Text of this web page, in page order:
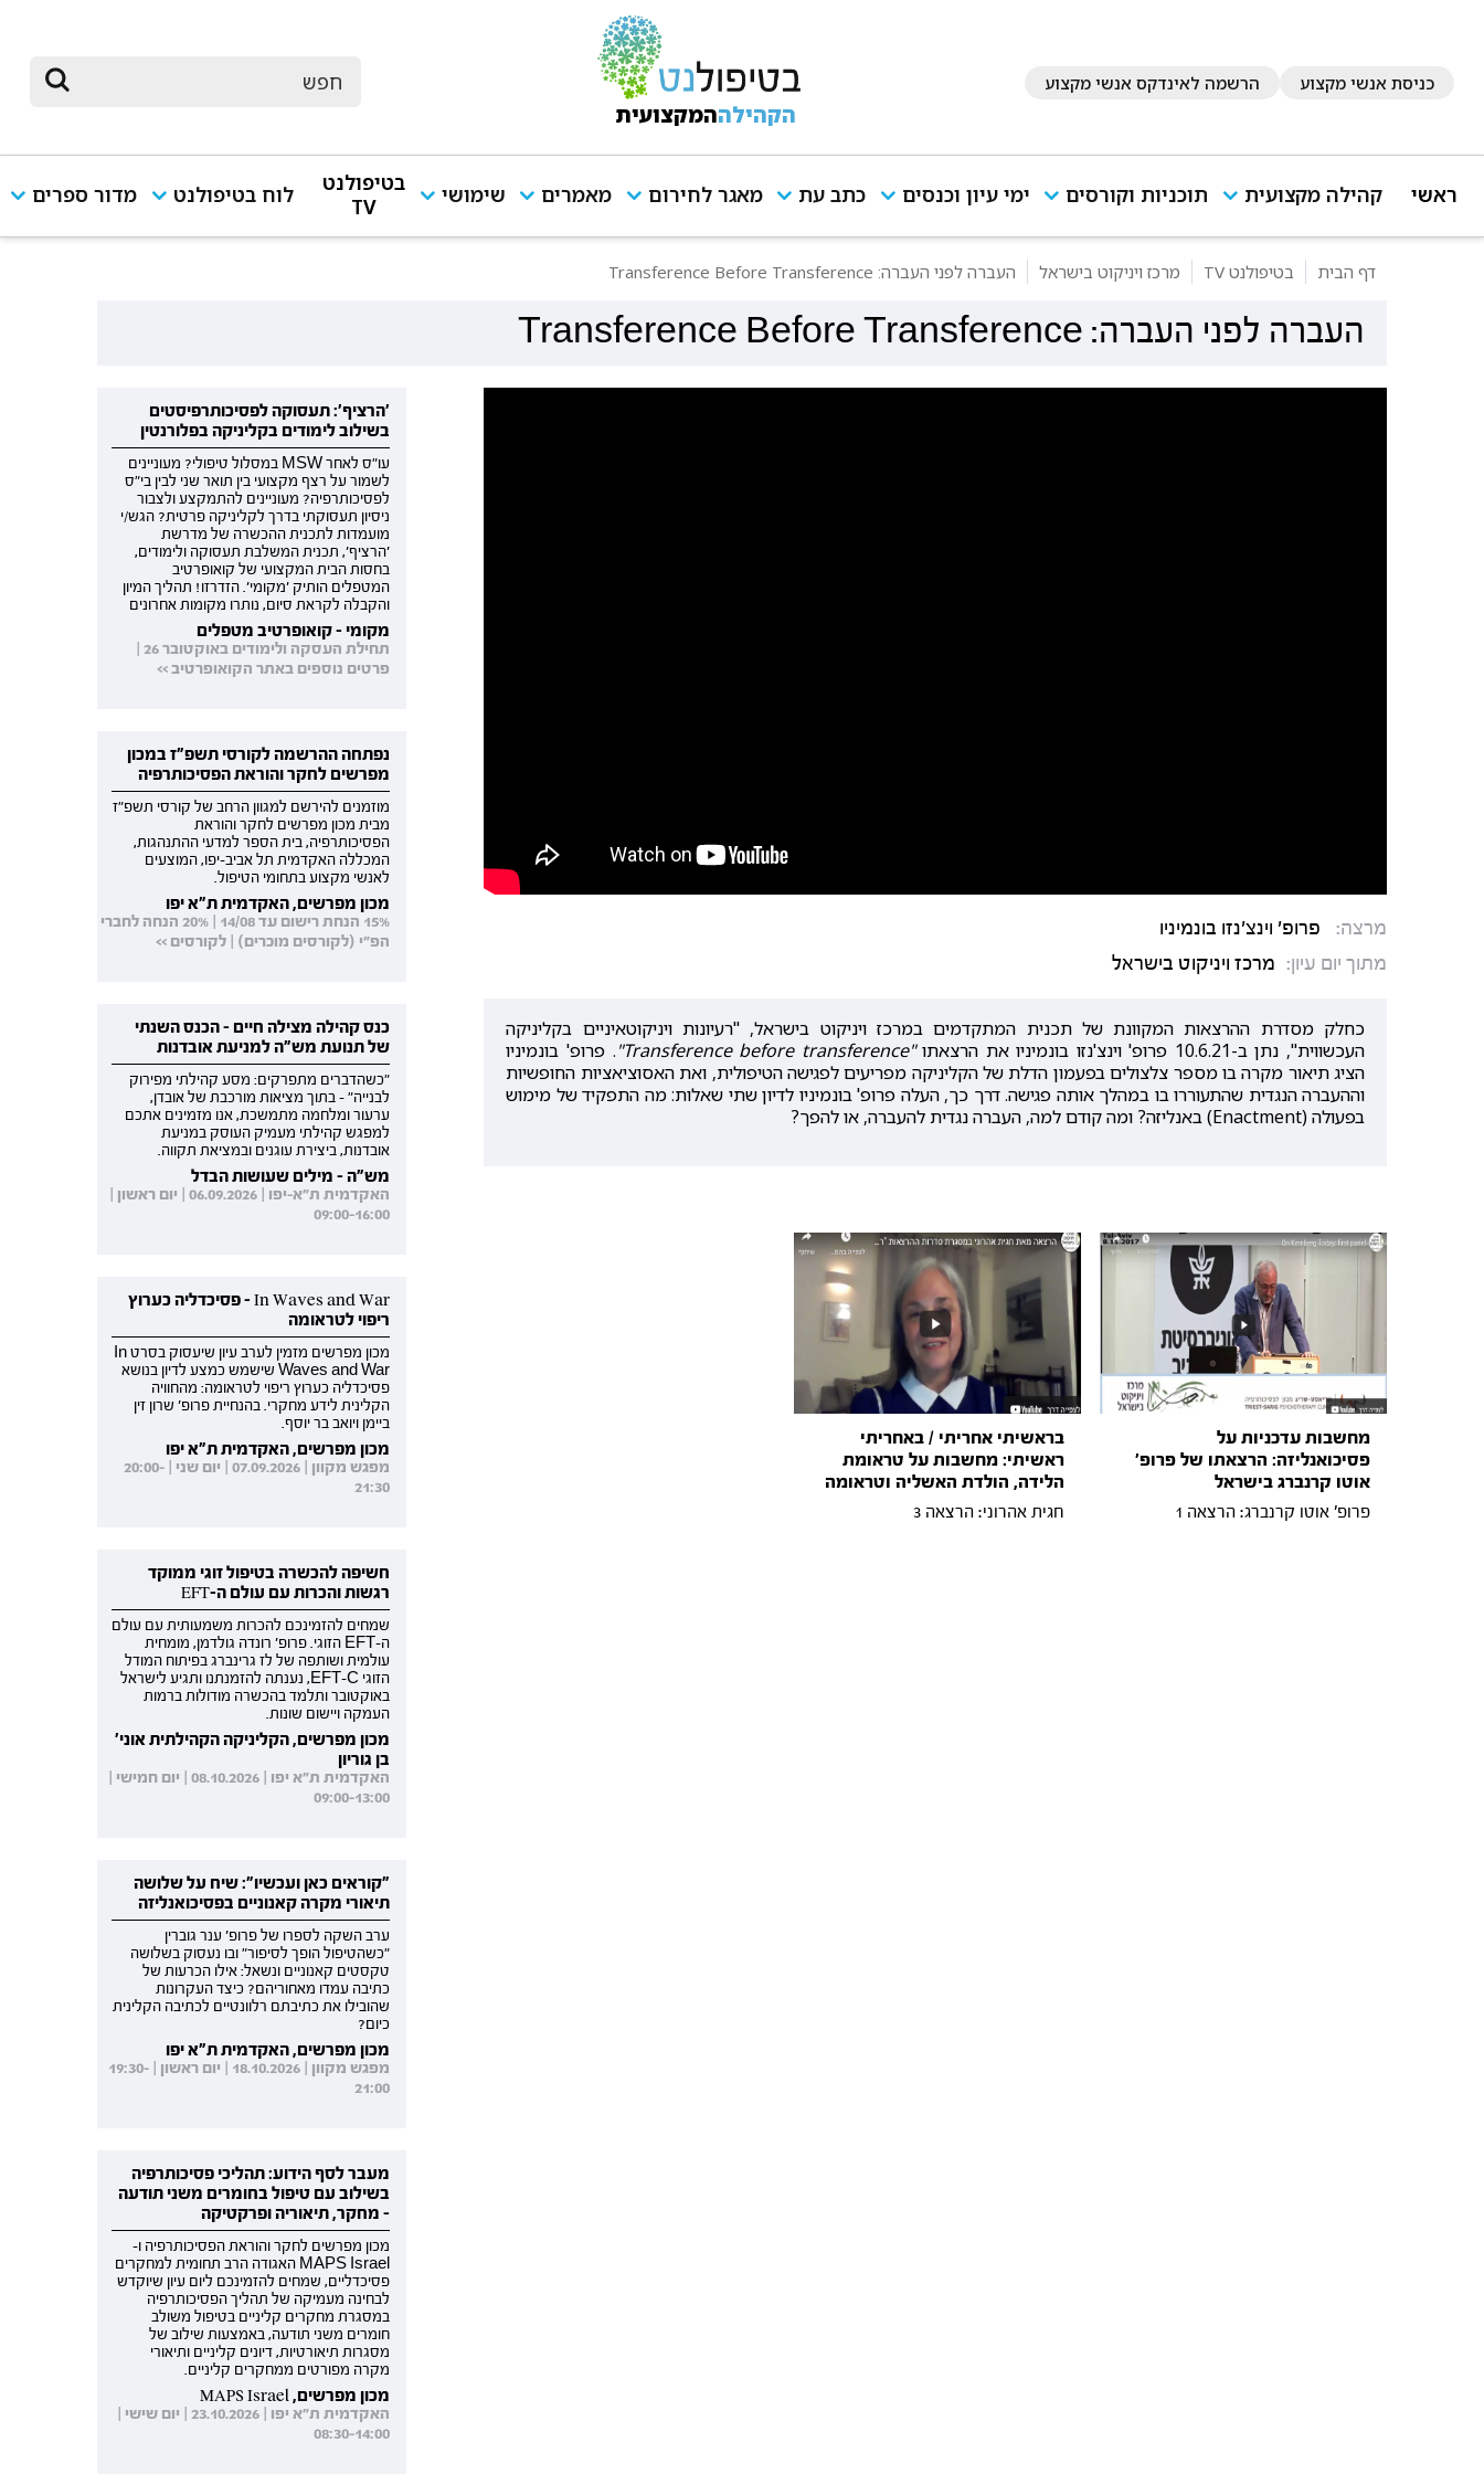
כניסת אנשי מקצוע הרשמה לאינדקס אנשי מקצוע
הקהילההמקצועית
ראשי קהילה מקצועית תוכניות וקורסים ימי עיון וכנסים כתב עת מאגר לחירום מאמרים שימושי
בטיפולנט
TV
לוח בטיפולנט מדור ספרים
דף הבית בטיפולנט TV מרכז ויניקוט בישראל העברה לפני העברה: Transference Before Transference
העברה לפני העברה: Transference Before Transference
מרצה:
פרופ' וינצ'נזו בונמיניו
מתוך יום עיון: מרכז ויניקוט בישראל
כחלק מסדרת ההרצאות המקוונת של תכנית המתקדמים במרכז ויניקוט בישראל, "רעיונות ויניקוטאיניים בקליניקה
העכשווית", נתן ב-10.6.21 פרופ' וינצ'נזו בונמיניו את הרצאתו
"Transference before transference"
. פרופ' בונמיניו
הציג תיאור מקרה בו מספר צלצולים בפעמון הדלת של הקליניקה מפריעים לפגישה הטיפולית, ואת האסוציאציות החופשיות
וההעברה הנגדית שהתעוררו בו במהלך אותה פגישה. דרך כך, העלה פרופ' בונמיניו לדיון שתי שאלות: מה התפקיד של מימוש
בפעולה (Enactment) באנליזה? ומה קודם למה, העברה נגדית להעברה, או להפך?
מחשבות עדכניות על
פסיכואנליזה: הרצאתו של פרופ'
אוטו קרנברג בישראל
פרופ' אוטו קרנברג: הרצאה 1
בראשיתי אחריתי / באחריתי
ראשיתי: מחשבות על טראומת
הלידה, הולדת האשליה וטראומה
חגית אהרוני: הרצאה 3
'הרציף': תעסוקה לפסיכותרפיסטים
בשילוב לימודים בקליניקה בפלורנטין
עו"ס לאחר MSW במסלול טיפולי? מעוניינים
לשמור על רצף מקצועי בין תואר שני לבין בי"ס
לפסיכותרפיה? מעוניינים להתמקצע ולצבור
ניסיון תעסוקתי בדרך לקליניקה פרטית? הגש/י
מועמדות לתכנית ההכשרה של מדרשת
'הרציף', תכנית המשלבת תעסוקה ולימודים,
בחסות הבית המקצועי של קואופרטיב
המטפלים הותיק 'מקומי'. הזדרזו! תהליך המיון
והקבלה לקראת סיום, נותרו מקומות אחרונים
מקומי - קואופרטיב מטפלים
תחילת העסקה ולימודים באוקטובר 26 |
פרטים נוספים באתר הקואופרטיב >>
נפתחה ההרשמה לקורסי תשפ"ז במכון
מפרשים לחקר והוראת הפסיכותרפיה
מוזמנים להירשם למגוון הרחב של קורסי תשפ"ז
מבית מכון מפרשים לחקר והוראת
הפסיכותרפיה, בית הספר למדעי ההתנהגות,
המכללה האקדמית תל אביב-יפו, המוצעים
לאנשי מקצוע בתחומי הטיפול.
מכון מפרשים, האקדמית ת"א יפו
15% הנחת רישום עד 14/08 | 20% הנחה לחברי
הפ"י (לקורסים מוכרים) | לקורסים >>
כנס קהילה מצילה חיים - הכנס השנתי
של תנועת מש"ה למניעת אובדנות
"כשהדברים מתפרקים: מסע קהילתי מפירוק
לבנייה" - בתוך מציאות מורכבת של אובדן,
ערעור ומלחמה מתמשכת, אנו מזמינים אתכם
למפגש קהילתי מעמיק העוסק במניעת
אובדנות, ביצירת עוגנים ובמציאת תקווה.
מש"ה - מילים שעושות הבדל
האקדמית ת"א-יפו | 06.09.2026 | יום ראשון |
09:00-16:00
In Waves and War - פסיכדליה כערוץ
ריפוי לטראומה
מכון מפרשים מזמין לערב עיון שיעסוק בסרט In
Waves and War שישמש כמצע לדיון בנושא
פסיכדליה כערוץ ריפוי לטראומה: מהחוויה
הקלינית לידע מחקרי. בהנחיית פרופ' שרון זין
ביימן ויואב בר יוסף.
מכון מפרשים, האקדמית ת"א יפו
מפגש מקוון | 07.09.2026 | יום שני | 20:00-
21:30
חשיפה להכשרה בטיפול זוגי ממוקד
רגשות והכרות עם עולם ה-EFT
שמחים להזמינכם להכרות משמעותית עם עולם
ה-EFT הזוגי. פרופ' רונדה גולדמן, מומחית
עולמית ושותפה של לז גרינברג בפיתוח המודל
הזוגי EFT-C, נענתה להזמנתנו ותגיע לישראל
באוקטובר ותלמד בהכשרה מודולות ברמות
העמקה ויישום שונות.
מכון מפרשים, הקליניקה הקהילתית אוני'
בן גוריון
האקדמית ת"א יפו | 08.10.2026 | יום חמישי |
09:00-13:00
"קוראים כאן ועכשיו": שיח על שלושה
תיאורי מקרה קאנוניים בפסיכואנליזה
ערב השקה לספרו של פרופ' ענר גוברין
"כשהטיפול הופך לסיפור" ובו נעסוק בשלושה
טקסטים קאנוניים ונשאל: אילו הכרעות של
כתיבה עמדו מאחוריהם? כיצד העקרונות
שהובילו את כתיבתם רלוונטיים לכתיבה הקלינית
כיום?
מכון מפרשים, האקדמית ת"א יפו
מפגש מקוון | 18.10.2026 | יום ראשון | 19:30-
21:00
מעבר לסף הידוע: תהליכי פסיכותרפיה
בשילוב עם טיפול בחומרים משני תודעה
- מחקר, תיאוריה ופרקטיקה
מכון מפרשים לחקר והוראת הפסיכותרפיה ו-
MAPS Israel האגודה הרב תחומית למחקרים
פסיכדליים, שמחים להזמינכם ליום עיון שיוקדש
לבחינה מעמיקה של תהליך הפסיכותרפיה
במסגרת מחקרים קליניים בטיפול משולב
חומרים משני תודעה, באמצעות שילוב של
מסגרות תיאורטיות, דיונים קליניים ותיאורי
מקרה מפורטים ממחקרים קליניים.
מכון מפרשים, MAPS Israel
האקדמית ת"א יפו | 23.10.2026 | יום שישי |
08:30-14:00